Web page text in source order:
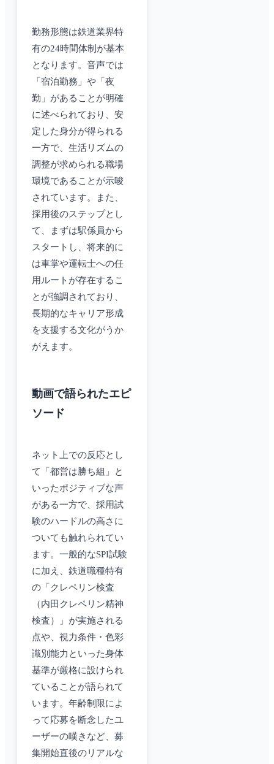
勤務形態は鉄道業界特
有の24時間体制が基本
となります。音声では
「宿泊勤務」や「夜
勤」があることが明確
に述べられており、安
定した身分が得られる
一方で、生活リズムの
調整が求められる職場
環境であることが示唆
されています。また、
採用後のステップとし
て、まずは駅係員から
スタートし、将来的に
は車掌や運転士への任
用ルートが存在するこ
とが強調されており、
長期的なキャリア形成
を支援する文化がうか
がえます。
動画で語られたエピ
ソード
ネット上での反応とし
て「都営は勝ち組」と
いったポジティブな声
がある一方で、採用試
験のハードルの高さに
ついても触れられてい
ます。一般的なSPI試験
に加え、鉄道職種特有
の「クレペリン検査
（内田クレペリン精神
検査）」が実施される
点や、視力条件・色彩
識別能力といった身体
基準が厳格に設けられ
ていることが語られて
います。年齢制限によ
って応募を断念したユ
ーザーの嘆きなど、募
集開始直後のリアルな